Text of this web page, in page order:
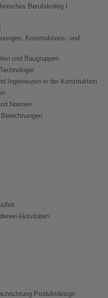
Berufskolleg I
Konstruktions- und
und Baugruppen
Ingenieuren in der Konstruktion
Normen
Aktivitäten
Produktdesign